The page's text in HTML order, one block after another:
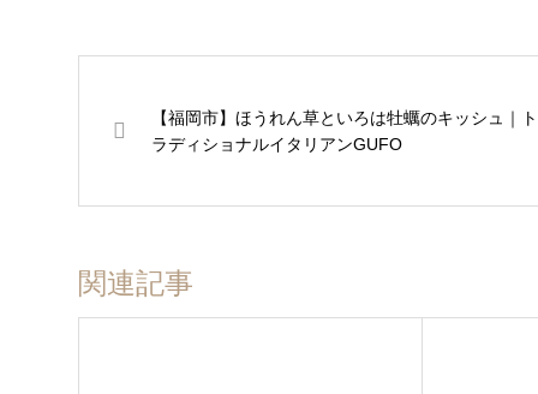
【福岡市】ほうれん草といろは牡蠣のキッシュ｜ト
ラディショナルイタリアンGUFO
関連記事